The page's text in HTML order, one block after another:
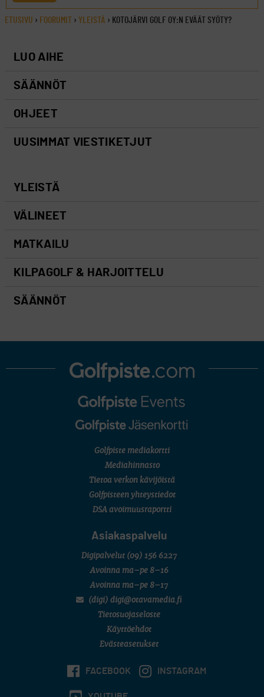
ETUSIVU › FOORUMIT › YLEISTÄ › KOTOJÄRVI GOLF OY:N EVÄÄT SYÖTY?
LUO AIHE
SÄÄNNÖT
OHJEET
UUSIMMAT VIESTIKETJUT
YLEISTÄ
VÄLINEET
MATKAILU
KILPAGOLF & HARJOITTELU
SÄÄNNÖT
Golfpiste mediakortti
Mediahinnasto
Tietoa verkon kävijöistä
Golfpisteen yhteystiedot
DSA avoimuusraportti
Asiakaspalvelu
Digipalvelut (09) 156 6227
Avoinna ma–pe 8–16
Avoinna ma–pe 8–17
(digi) digi@otavamedia.fi
Tietosuojaseloste
Käyttöehdot
Evästeasetukset
FACEBOOK INSTAGRAM